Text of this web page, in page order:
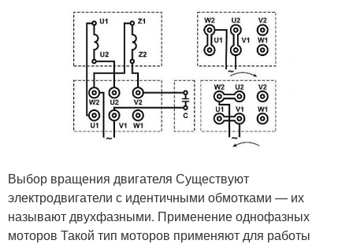
Выбор вращения двигателя Существуют
электродвигатели с идентичными обмотками — их
называют двухфазными. Применение однофазных
моторов Такой тип моторов применяют для работы